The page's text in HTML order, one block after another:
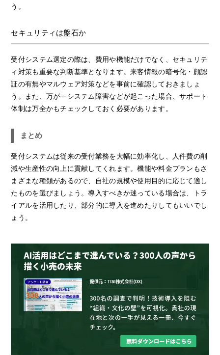
う。
セキュリティは盤石か
受付システム選定の際は、費用や機能だけでなく、セキュリテ
ィ対策も重要な判断基準となります。来客情報の暗号化・顔認
証の有無やマルウェア対策などを事前に確認しておきましょ
う。また、万が一システム障害などが起こった場合、サポート
体制は万全かもチェックしておく必要があります。
まとめ
受付システムは従来の受付業務を大幅に効率化し、人件費の削
減や生産性の向上に貢献してくれます。機能や料金プランもさ
まざまな種類があるので、自社の規模や使用目的に応じて適し
たものを選びましょう。導入すべきか迷っている場合は、トラ
イアルを活用したり、部分的に導入を進めたりしてもいいでし
ょう。